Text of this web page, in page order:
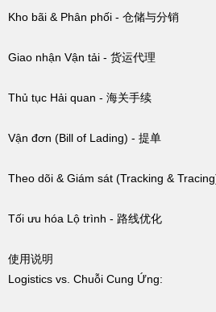
Kho bãi & Phân phối - 仓储与分销
Giao nhận Vận tải - 货运代理
Thủ tục Hải quan - 海关手续
Vận đơn (Bill of Lading) - 提单
Theo dõi & Giám sát (Tracking &
Tối ưu hóa Lộ trình - 路线优化
使用说明
Logistics vs. Chuỗi Cung Ứng: